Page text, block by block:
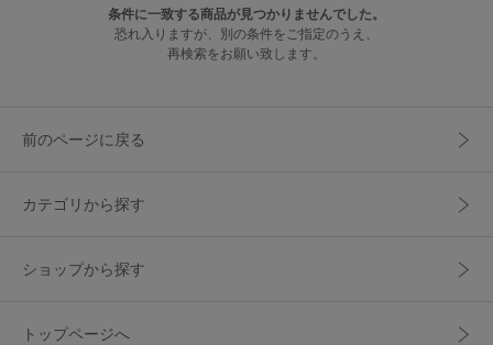
条件に一致する商品が見つかりませんでした。
恐れ入りますが、別の条件をご指定のうえ、
再検索をお願い致します。
前のページに戻る
カテゴリから探す
ショップから探す
トップページへ